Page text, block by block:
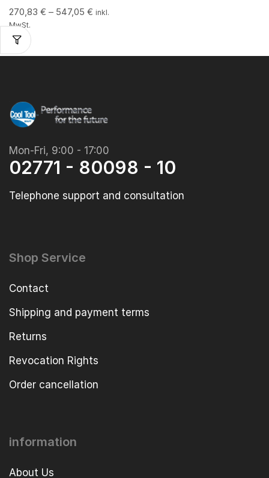
270,83 € – 547,05 € inkl.
MwSt.
Mon-Fri, 9:00 - 17:00
02771 - 80098 - 10
Telephone support and consultation
Shop Service
Contact
Shipping and payment terms
Returns
Revocation Rights
Order cancellation
information
About Us